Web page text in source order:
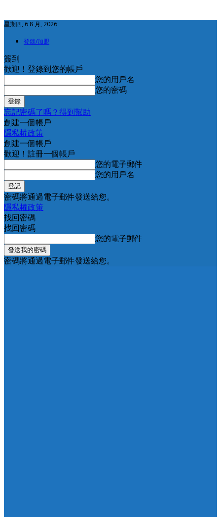
星期四, 6 8 月, 2026
登錄/加盟
簽到
歡迎！登錄到您的帳戶
您的用戶名
您的密碼
忘記密碼了嗎？得到幫助
創建一個帳戶
隱私權政策
創建一個帳戶
歡迎！註冊一個帳戶
您的電子郵件
您的用戶名
密碼將通過電子郵件發送給您。
隱私權政策
找回密碼
找回密碼
您的電子郵件
密碼將通過電子郵件發送給您。